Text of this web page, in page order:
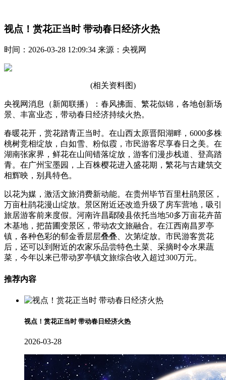
视点！赏花正当时 带动春日经济火热
时间：2026-03-28 12:09:34 来源：央视网
(相关资料图)
央视网消息（新闻联播）：春风拂面、繁花似锦，各地创新场
景、丰富业态，带动春日经济持续火热。
春暖花开，赏花踏青正当时。在山西太原晋阳湖畔，6000多株
桃树竞相绽放，白如雪、粉似霞，市民游客尽享春日之美。在
湖南张家界，鲜花在山间错落绽放，游客们漫步栈道、登高踏
青。在广州宝墨园，上百株樱花进入盛花期，繁花与古建筑交
相辉映，别具特色。
以花为媒，激活文旅消费新动能。在贵州毕节百里杜鹃景区，
万亩杜鹃花漫山绽放。景区附近还改造升级了房车营地，吸引
旅居游客前来度假。河南许昌鄢陵县依托当地50多万亩花卉苗
木基地，把苗圃变景区，带动农文旅融合。在江西南昌罗亭
镇，各种色彩的郁金香层层叠叠、次第绽放。市民游客赏花
后，还可以到附近的农家乐品尝特色土菜、采摘时令水果蔬
菜，今年以来已带动罗亭镇文旅综合收入超过300万元。
推荐内容
视点！赏花正当时 带动春日经济火热
2026-03-28